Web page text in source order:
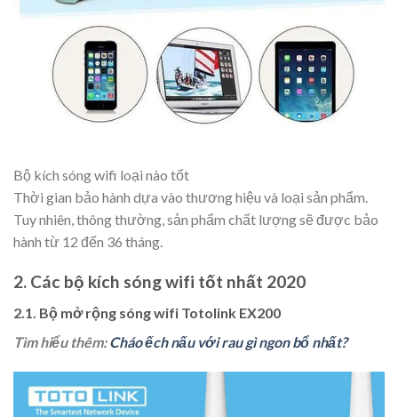
Bộ kích sóng wifi loại nào tốt
Thời gian bảo hành dựa vào thương hiệu và loại sản phẩm.
Tuy nhiên, thông thường, sản phẩm chất lượng sẽ được bảo
hành từ 12 đến 36 tháng.
2. Các bộ kích sóng wifi tốt nhất 2020
2.1. Bộ mở rộng sóng wifi Totolink EX200
Tìm hiểu thêm:Cháo ếch nấu với rau gì ngon bổ nhất?